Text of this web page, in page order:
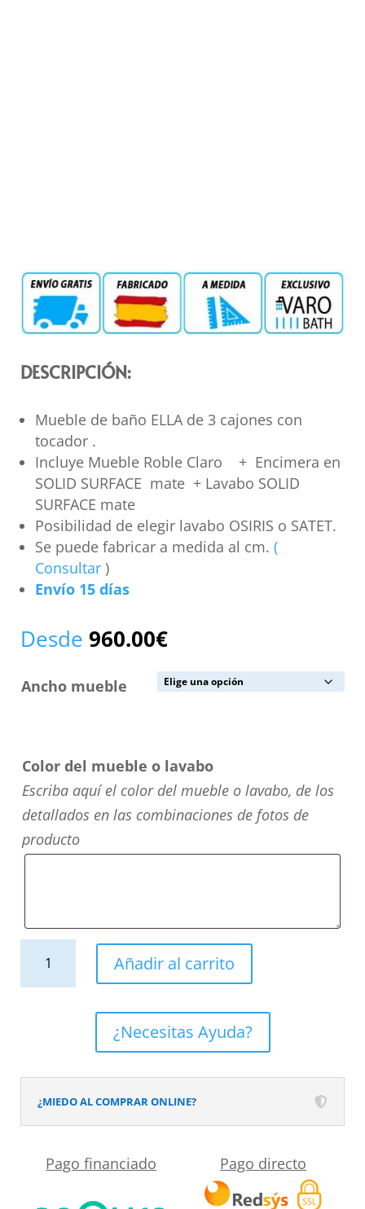
DESCRIPCIÓN:
Mueble de baño ELLA de 3 cajones con
tocador .
Incluye Mueble Roble Claro + Encimera en
SOLID SURFACE mate + Lavabo SOLID
SURFACE mate
Posibilidad de elegir lavabo OSIRIS o SATET.
Se puede fabricar a medida al cm. (
Consultar)
Envío 15 días
Desde 960.00€
Ancho mueble
Color del mueble o lavabo
Escriba aquí el color del mueble o lavabo, de los
detallados en las combinaciones de fotos de
producto
patas
cajones
tocador
Añadir al carrito
¿Necesitas Ayuda?
¿MIEDO AL COMPRAR ONLINE?
Pago financiado Pago directo